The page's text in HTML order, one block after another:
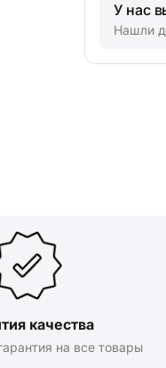
У нас
Нашли
качества
на все товары